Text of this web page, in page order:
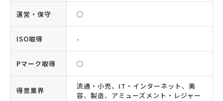
運営・保守 ◯
ISO取得 -
Pマーク取得 ◯
得意業界
流通・小売、IT・インターネット、美
容、製造、アミューズメント・レジャー